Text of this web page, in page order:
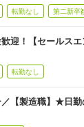
転勤なし 第二新卒
迎！【セールス
転勤なし
【製造職】★日